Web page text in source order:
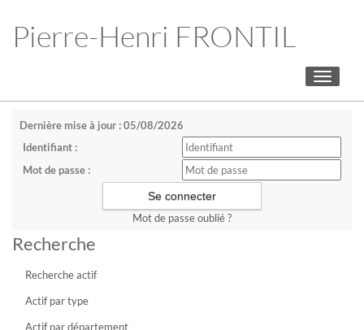
Pierre-Henri FRONTIL
Toggle
Dernière mise à jour : 05/08/2026
Identifiant :
Mot de passe :
Mot de passe oublié ?
Recherche
Recherche actif
Actif par type
Actif par département